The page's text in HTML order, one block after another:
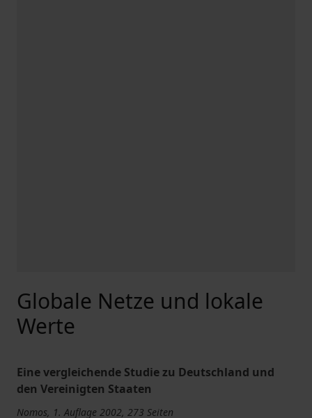
Globale Netze und lokale
Werte
Eine vergleichende Studie zu Deutschland und
den Vereinigten Staaten
Nomos, 1. Auflage 2002, 273 Seiten